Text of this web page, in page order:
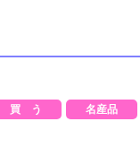
買 う
名産品